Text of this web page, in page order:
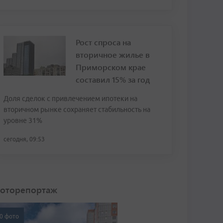
Рост спроса на
вторичное жилье в
Приморском крае
составил 15% за год
Доля сделок с привлечением ипотеки на
вторичном рынке сохраняет стабильность на
уровне 31%
сегодня, 09:53
фото